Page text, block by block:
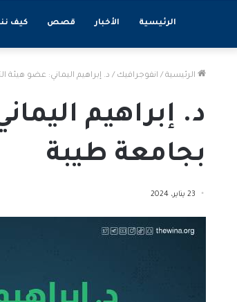
الرئيسية الأخبار قصص كيف
الرئيسية / انفوجرافيك / د. إبراهيم اليماني: عضو هيئة
د. إبراهيم
بجامعة طيبة
23 يناير، 2024